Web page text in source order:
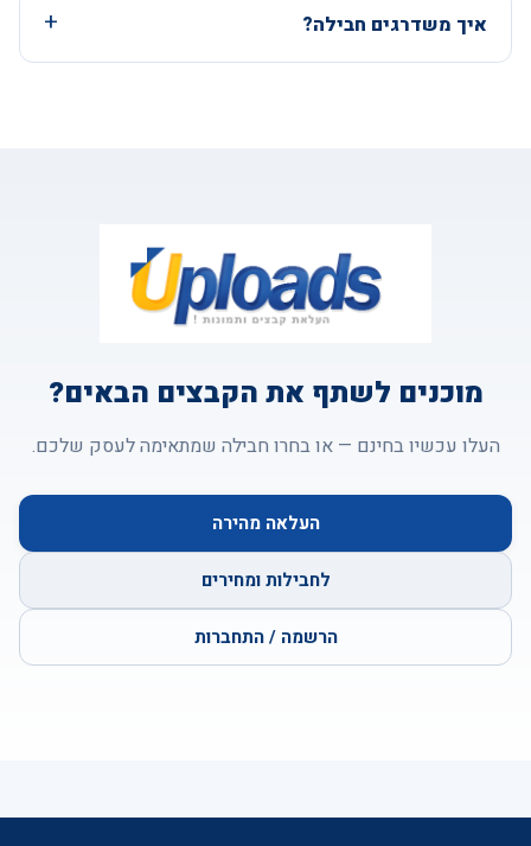
איך משדרגים חבילה?
מוכנים לשתף את הקבצים הבאים?
העלו עכשיו בחינם — או בחרו חבילה שמתאימה לעסק שלכם.
העלאה מהירה
לחבילות ומחירים
הרשמה / התחברות